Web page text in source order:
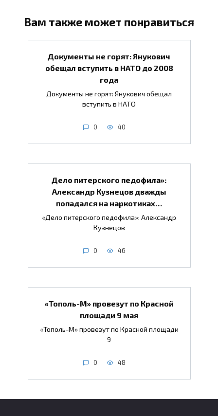
Вам также может понравиться
Документы не горят: Янукович
обещал вступить в НАТО до 2008
года
Документы не горят: Янукович обещал
вступить в НАТО
0 40
Дело питерского педофила»:
Александр Кузнецов дважды
попадался на наркотиках…
«Дело питерского педофила»: Александр
Кузнецов
0 46
«Тополь-М» провезут по Красной
площади 9 мая
«Тополь-М» провезут по Красной площади
9
0 48